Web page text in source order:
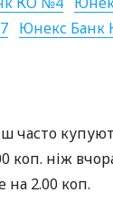
Юнекс Банк
часто
коп. ніж
2.00 коп.